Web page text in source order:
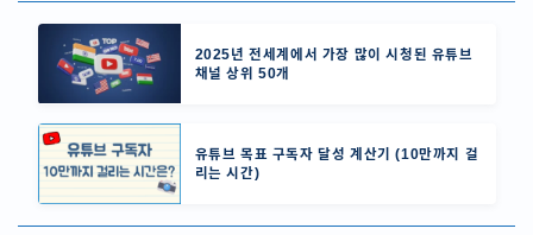
2025년 전세계에서 가장 많이 시청된 유튜브
채널 상위 50개
유튜브 목표 구독자 달성 계산기 (10만까지 걸
리는 시간)